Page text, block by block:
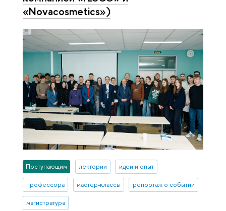
«Novacosmetics»)
Поступающим лектории идеи и опыт
профессора мастер-классы репортаж о событии
магистратура